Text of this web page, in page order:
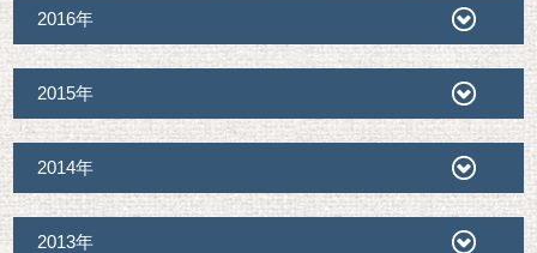
2016年
2015年
2014年
2013年